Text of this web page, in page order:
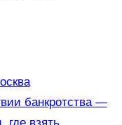
банкротства —